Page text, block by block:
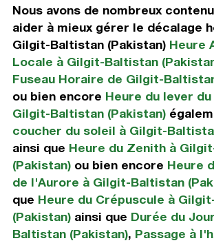
Nous avons de nombreux
aider à mieux gérer le décalage
Gilgit-Baltistan (Pakistan) Heure
Locale à Gilgit-Baltistan
Fuseau Horaire de Gilgit-
ou bien encore Heure du lever
Gilgit-Baltistan (Pakistan)
coucher du soleil à Gilgit-
ainsi que Heure du Zenith à
(Pakistan)ou bien encore Heure
de l'Aurore à Gilgit-Baltistan
que Heure du Crépuscule à
(Pakistan)ainsi que Durée du
Baltistan (Pakistan), Passage à